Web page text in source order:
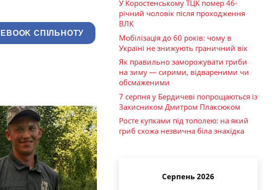
СПІЛЬНОТУ
У Коростенському ТЦК помер 46-
річний чоловік після проходження
ВЛК
Мобілізація до 60 років: чому в
Україні не знижують граничний вік
Як правильно заморожувати гриби
на зиму — сирими, відвареними чи
обсмаженими
7 серпня у Бердичеві попрощаються із
Захисником Дмитром Плаксюком
Росте купками під тополею: на який
гриб схожа незвична біла знахідка
Серпень 2026